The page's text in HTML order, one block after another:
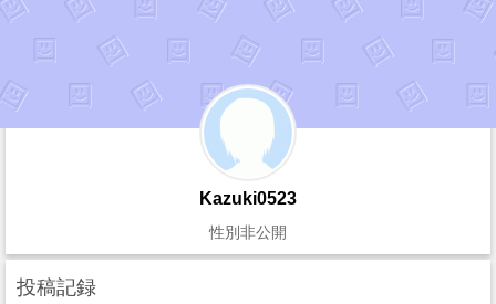
Kazuki0523
性別非公開
投稿記録